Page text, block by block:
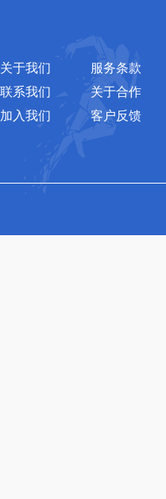
关于我们
联系我们
加入我们
服务条款
关于合作
客户反馈